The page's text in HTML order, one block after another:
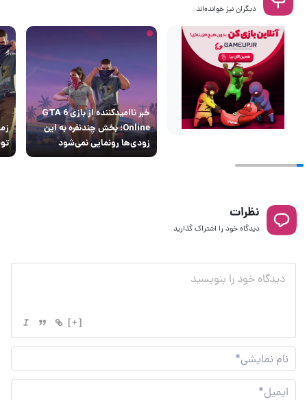
دیگران نیز خوانده‌اند
خبر ناامیدکننده از بازی GTA 6
Online؛ بخش چندنفره به این
زودی‌ها رونمایی نمی‌شود
نظرات
دیدگاه خود را اشتراک گذارید
[+]
نام